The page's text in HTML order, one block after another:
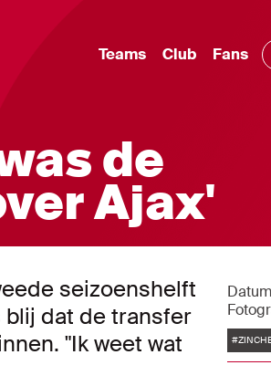
Teams Club Fans
de
Ajax'
seizoenshelft
dat de transfer
"Ik weet wat